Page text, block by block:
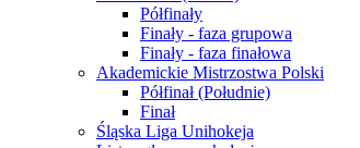
Półfinały
Finały - faza grupowa
Finały - faza finałowa
Akademickie Mistrzostwa Polski
Półfinał (Południe)
Finał
Śląska Liga Unihokeja